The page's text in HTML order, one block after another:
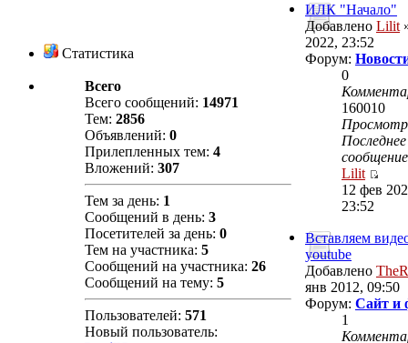
Статистика
Всего
Всего сообщений: 14971
Тем: 2856
Объявлений: 0
Прилепленных тем: 4
Вложений: 307
Тем за день: 1
Сообщений в день: 3
Посетителей за день: 0
Тем на участника: 5
Сообщений на участника: 26
Сообщений на тему: 5
Пользователей: 571
Новый пользователь:
ИЛК "Начало"
Добавлено Lilit
2022, 23:52
Форум:
0
160010
Последнее
сообщение
Lilit
12 фев
23:52
Вставляем
youtube
Добавлено
янв 2012, 09:50
Форум: Сайт и
1